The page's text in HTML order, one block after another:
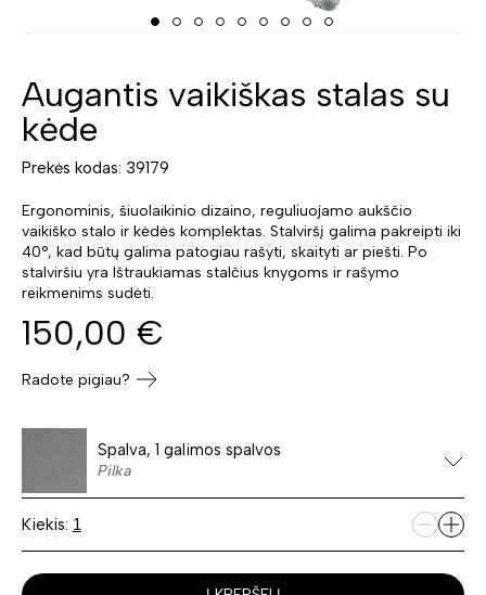
Augantis vaikiškas stalas su
kėde
Prekės kodas: 39179
Ergonominis, šiuolaikinio dizaino, reguliuojamo aukščio
vaikiško stalo ir kėdės komplektas. Stalviršį galima pakreipti iki
40°, kad būtų galima patogiau rašyti, skaityti ar piešti. Po
stalviršiu yra Ištraukiamas stalčius knygoms ir rašymo
reikmenims sudėti.
150,00 €
Radote pigiau?
Spalva, 1 galimos spalvos
Pilka
Kiekis: